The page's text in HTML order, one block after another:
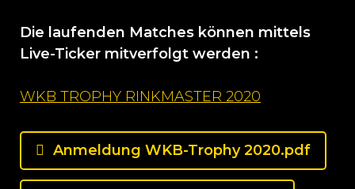
Die laufenden Matches können mittels
Live-Ticker mitverfolgt werden :
WKB TROPHY RINKMASTER 2020
Anmeldung WKB-Trophy 2020.pdf